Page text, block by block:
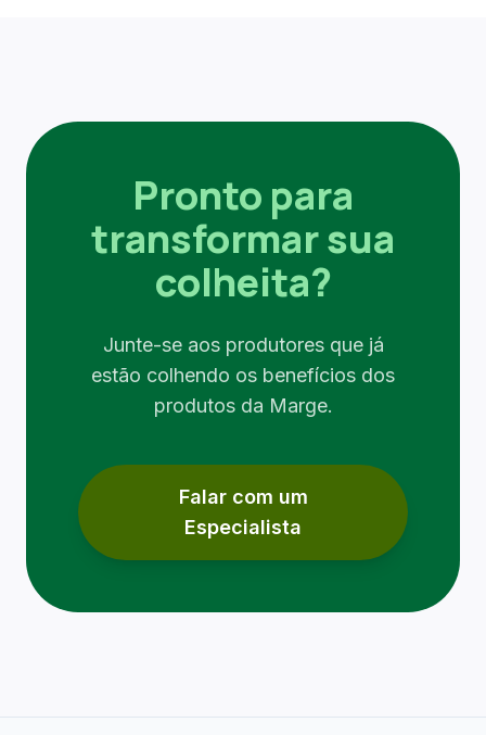
Pronto para
transformar sua
colheita?
Junte-se aos produtores que já
estão colhendo os benefícios dos
produtos da Marge.
Falar com um
Especialista